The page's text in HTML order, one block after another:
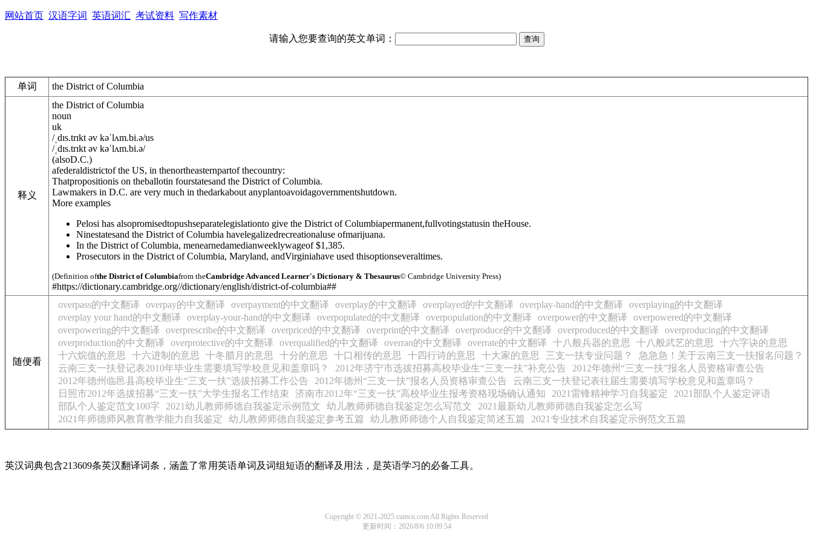
网站首页 汉语字词 英语词汇 考试资料 写作素材
请输入您要查询的英文单词：
单词 the District of Columbia
释义
the District of Columbia
noun
uk
/ˌdɪs.trɪkt əv kəˈlʌm.bi.ə/us
/ˌdɪs.trɪkt əv kəˈlʌm.bi.ə/
(alsoD.C.)
afederaldistrictof the US, in thenortheasternpartof thecountry:
Thatpropositionis on theballotin fourstatesand the District of Columbia.
Lawmakers in D.C. are very much in thedarkabout anyplantoavoidagovernmentshutdown.
More examples
Pelosi has alsopromisedtopushseparatelegislationto give the District of Columbiapermanent,fullvotingstatusin theHouse.
Ninestatesand the District of Columbia havelegalizedrecreationaluse ofmarijuana.
In the District of Columbia, menearnedamedianweeklywageof $1,385.
Prosecutors in the District of Columbia, Maryland, andVirginiahave used thisoptionseveraltimes.
(Definition ofthe District of Columbiafrom theCambridge Advanced Learner's Dictionary & Thesaurus© Cambridge University Press)
#https://dictionary.cambridge.org//dictionary/english/district-of-columbia##
随便看
overpass的中文翻译 overpay的中文翻译 overpayment的中文翻译 overplay的中文翻译 overplayed的中文翻译 overplay-hand的中文翻译
overplaying的中文翻译
overplay your hand的中文翻译
overplay-your-hand的中文翻译 overpopulated的中文翻译 overpopulation的中文翻译 overpower的中文翻译
overpowered的中文翻译
overpowering的中文翻译
overprescribe的中文翻译 overpriced的中文翻译 overprint的中文翻译 overproduce的中文翻译 overproduced的中文翻译
overproducing的中文翻译
overproduction的中文翻译
overprotective的中文翻译 overqualified的中文翻译 overran的中文翻译 overrate的中文翻译 十八般兵器的意思 十八般武艺的意思
十六字诀的意思
十六烷值的意思
十六进制的意思 十冬腊月的意思 十分的意思 十口相传的意思 十四行诗的意思 十大家的意思 三支一扶专业问题？
急急急！关于云南三支一扶报名问题？
云南三支一扶登记表2010年毕业生需要填写学校意见和盖章吗？
2012年济宁市选拔招募高校毕业生“三支一扶”补充公告
2012年德州“三支一扶”报名人员资格审查公告
2012年德州临邑县高校毕业生“三支一扶”选拔招募工作公告
2012年德州“三支一扶”报名人员资格审查公告
云南三支一扶登记表往届生需要填写学校意见和盖章吗？
日照市2012年选拔招募“三支一扶”大学生报名工作结束
济南市2012年“三支一扶”高校毕业生报考资格现场确认通知 2021雷锋精神学习自我鉴定
2021部队个人鉴定评语
部队个人鉴定范文100字
2021幼儿教师师德自我鉴定示例范文 幼儿教师师德自我鉴定怎么写范文
2021最新幼儿教师师德自我鉴定怎么写
2021年师德师风教育教学能力自我鉴定
幼儿教师师德自我鉴定参考五篇 幼儿教师师德个人自我鉴定简述五篇 2021专业技术自我鉴定示例范文五篇
英汉词典包含213609条英汉翻译词条，涵盖了常用英语单词及词组短语的翻译及用法，是英语学习的必备工具。
Copyright © 2021-2025 cumcu.com All Rights Reserved
更新时间：2026/8/6 10:09:54